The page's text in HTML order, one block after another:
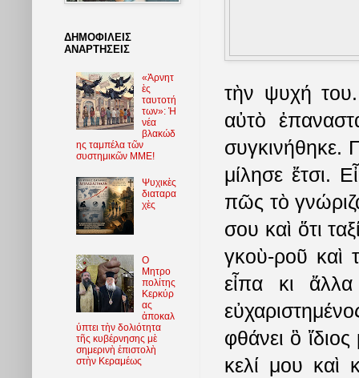
τὴν ψυχή
αὐτὸ
συγκινήθηκε.
μίλησε ἔτσι.
πῶς τὸ
σου καὶ ὅτι
γκοὺ-ροῦ καὶ
εἶπα κι
φθάνει ὃ
κελί μου καὶ
ΔΗΜΟΦΙΛΕΙΣ
ΑΝΑΡΤΗΣΕΙΣ
«Ἀρνητ
ὲς
ταυτοτή
των»: Ἡ
νέα
βλακώδ
ης ταμπέλα τῶν
συστημικῶν ΜΜΕ!
Ψυχικὲς
διαταρα
χὲς
O
Μητρο
πολίτης
Κερκύρ
ας
ἀποκαλ
ύπτει τὴν δολιότητα
τῆς κυβέρνησης μὲ
σημερινὴ ἐπιστολὴ
στὴν Κεραμέως